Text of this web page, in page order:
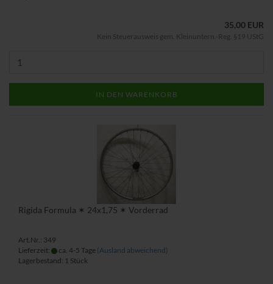
35,00 EUR
Kein Steuerausweis gem. Kleinuntern.-Reg. §19 UStG
IN DEN WARENKORB
Rigida Formula ✶ 24x1,75 ✶ Vorderrad
Art.Nr.: 349
Lieferzeit:
ca. 4-5 Tage (Ausland abweichend)
Lagerbestand: 1 Stück